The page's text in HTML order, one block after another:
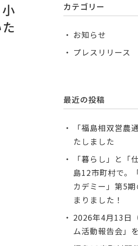
カテゴリー
お知らせ
プレスリリース
最近の投稿
「福島相双営農
たしました
「暮らし」と「
島12市町村で。
カデミー」第5
まりました！
2026年4月13日
ム活動報告会」